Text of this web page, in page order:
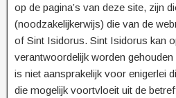
op de pagina’s van deze site, zijn
(noodzakelijkerwijs) die van de
of Sint Isidorus. Sint Isidorus kan
verantwoordelijk worden
is niet aansprakelijk voor enigerlei
die mogelijk voortvloeit uit de